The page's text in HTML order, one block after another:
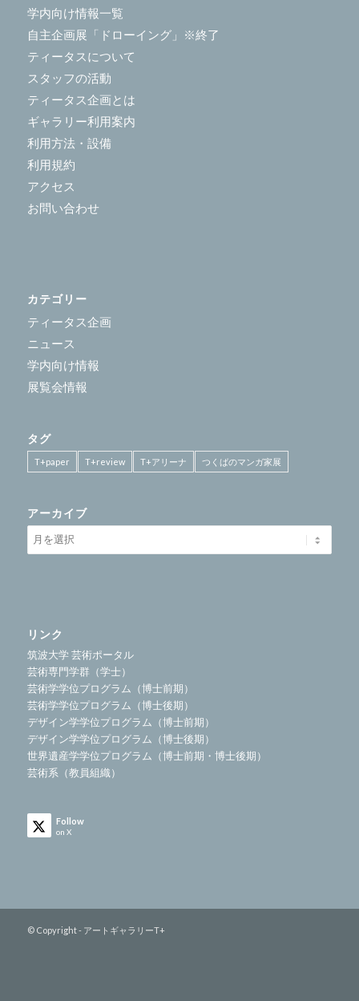
学内向け情報一覧
自主企画展「ドローイング」※終了
ティータスについて
スタッフの活動
ティータス企画とは
ギャラリー利用案内
利用方法・設備
利用規約
アクセス
お問い合わせ
カテゴリー
ティータス企画
ニュース
学内向け情報
展覧会情報
タグ
T+paper T+review T+アリーナ つくばのマンガ家展
アーカイブ
リンク
筑波大学 芸術ポータル
芸術専門学群（学士）
芸術学学位プログラム（博士前期）
芸術学学位プログラム（博士後期）
デザイン学学位プログラム（博士前期）
デザイン学学位プログラム（博士後期）
世界遺産学学位プログラム（博士前期・博士後期）
芸術系（教員組織）
Follow
on X
© Copyright - アートギャラリーT+